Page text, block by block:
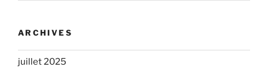
ARCHIVES
juillet 2025